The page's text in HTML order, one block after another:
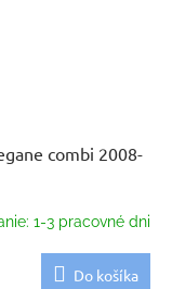
combi 2008-
1-3 pracovné dni
Do košíka